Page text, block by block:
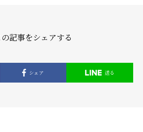
の記事をシェアする
シェア 送る